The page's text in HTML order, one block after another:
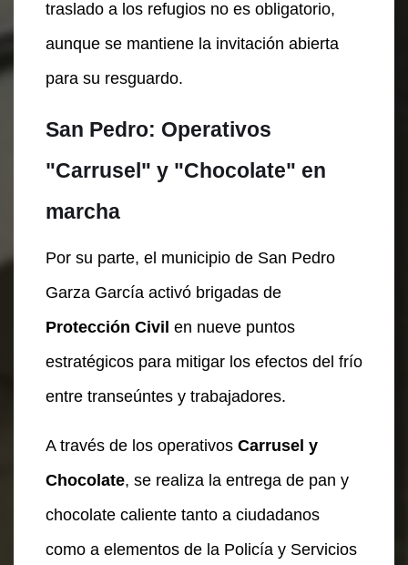
traslado a los refugios no es obligatorio,
aunque se mantiene la invitación abierta
para su resguardo.
San Pedro: Operativos
"Carrusel" y "Chocolate" en
marcha
Por su parte, el municipio de San Pedro
Garza García activó brigadas de
Protección Civil en nueve puntos
estratégicos para mitigar los efectos del frío
entre transeúntes y trabajadores.
A través de los operativos Carrusel y
Chocolate, se realiza la entrega de pan y
chocolate caliente tanto a ciudadanos
como a elementos de la Policía y Servicios